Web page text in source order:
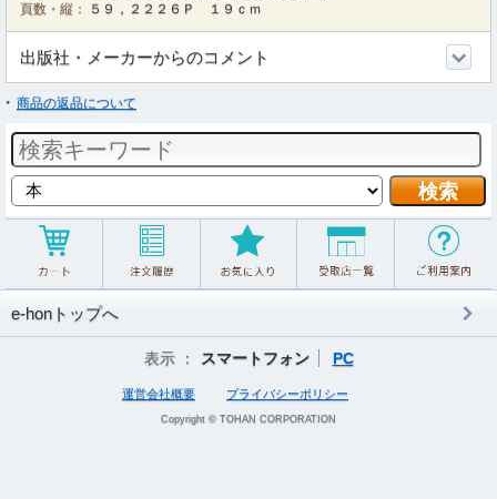
頁数・縦：
５９，２２２６Ｐ １９ｃｍ
出版社・メーカーからのコメント
商品の返品について
e-honトップへ
表示 ： スマートフォン PC
運営会社概要 プライバシーポリシー
Copyright © TOHAN CORPORATION